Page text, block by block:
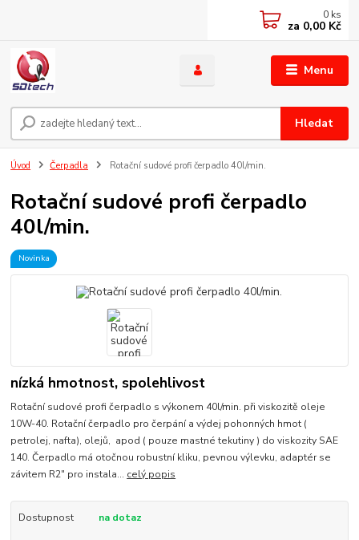
Menu
Hledat
0 ks
za 0,00 Kč
Úvod Čerpadla Rotační sudové profi čerpadlo 40l/min.
Rotační sudové profi čerpadlo
40l/min.
Novinka
nízká hmotnost, spolehlivost
Rotační sudové profi čerpadlo s výkonem 40l/min. při viskozitě oleje
10W-40. Rotační čerpadlo pro čerpání a výdej pohonných hmot (
petrolej, nafta), olejů, apod ( pouze mastné tekutiny ) do viskozity SAE
140. Čerpadlo má otočnou robustní kliku, pevnou výlevku, adaptér se
závitem R2" pro instala... celý popis
Dostupnost na dotaz